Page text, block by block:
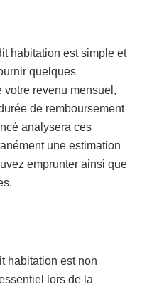
habitation est simple et
quelques
revenu mensuel,
de remboursement
analysera ces
une estimation
emprunter ainsi que
habitation est non
lors de la